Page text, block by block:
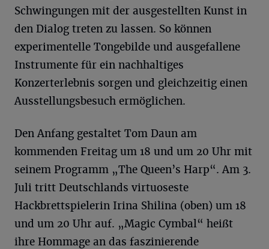
Schwingungen mit der ausgestellten Kunst in
den Dialog treten zu lassen. So können
experimentelle Tongebilde und ausgefallene
Instrumente für ein nachhaltiges
Konzerterlebnis sorgen und gleichzeitig einen
Ausstellungsbesuch ermöglichen.
Den Anfang gestaltet Tom Daun am
kommenden Freitag um 18 und um 20 Uhr mit
seinem Programm „The Queen’s Harp“. Am 3.
Juli tritt Deutschlands virtuoseste
Hackbrettspielerin Irina Shilina (oben) um 18
und um 20 Uhr auf. „Magic Cymbal“ heißt
ihre Hommage an das faszinierende